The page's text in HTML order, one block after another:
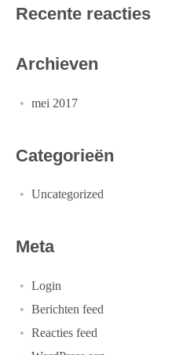
Recente reacties
Archieven
mei 2017
Categorieën
Uncategorized
Meta
Login
Berichten feed
Reacties feed